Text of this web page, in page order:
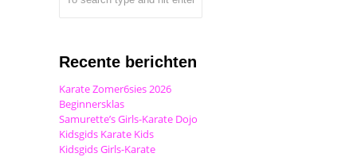
Recente berichten
Karate Zomer6sies 2026
Beginnersklas
Samurette’s Girls-Karate Dojo
Kidsgids Karate Kids
Kidsgids Girls-Karate